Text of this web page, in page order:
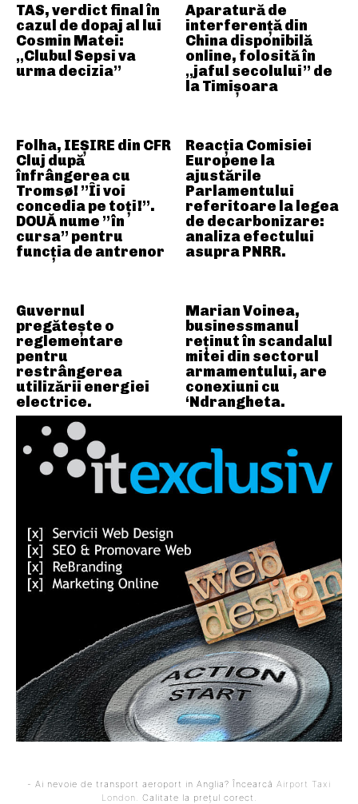
TAS, verdict final în
cazul de dopaj al lui
Cosmin Matei:
„Clubul Sepsi va
urma decizia”
Aparatură de
interferență din
China disponibilă
online, folosită în
„jaful secolului” de
la Timișoara
Folha, IEȘIRE din CFR
Cluj după
înfrângerea cu
Tromsø! ”Îi voi
concedia pe toți!”.
DOUĂ nume ”în
cursa” pentru
funcția de antrenor
Reacția Comisiei
Europene la
ajustările
Parlamentului
referitoare la legea
de decarbonizare:
analiza efectului
asupra PNRR.
Guvernul
pregătește o
reglementare
pentru
restrângerea
utilizării energiei
electrice.
Marian Voinea,
businessmanul
reținut în scandalul
mitei din sectorul
armamentului, are
conexiuni cu
‘Ndrangheta.
- Ai nevoie de transport aeroport in Anglia? Încearcă Airport Taxi
London . Calitate la prețul corect.